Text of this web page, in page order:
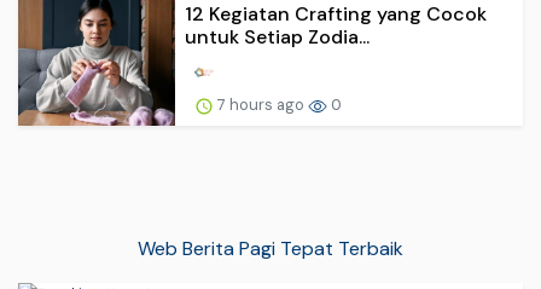
12 Kegiatan Crafting yang Cocok
untuk Setiap Zodia...
7 hours ago 0
Web Berita Pagi Tepat Terbaik